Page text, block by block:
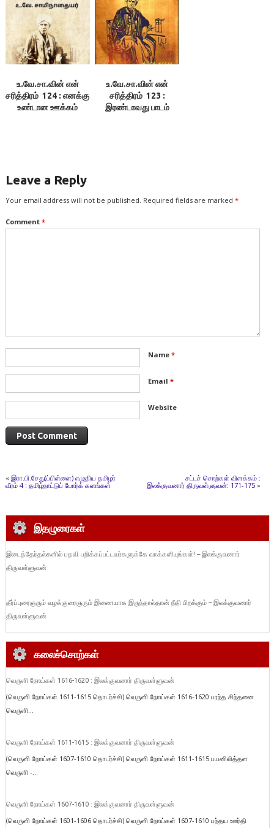
உ.வே.சா.வின் என்
சரித்திரம் 124 : எனக்கு
உண்டான ஊக்கம்
உ.வே.சா.வின் என்
சரித்திரம் 123 :
இரண்டாவது பாடம்
Leave a Reply
Your email address will not be published. Required fields are marked *
Comment *
Name *
Email *
Website
« இரா.பி.சேது(ப்பிள்ளை) எழுதிய தமிழர்
வீரம் 4 : தமிழ்நாட்டுப் போர்க் களங்கள்
சட்டச் சொற்கள் விளக்கம் :
இலக்குவனார் திருவள்ளுவன்: 171-175 »
இதழுரைகள்
இடைத்தேர்தல்களில் பதவி பறிக்கப்பட்டவர்களுக்கே வாக்களியுங்கள்! – இலக்குவனார்
திருவள்ளுவன்
தீர்ப்புரைஞரும் வழக்குரைஞரும் இணையாக இருந்தால்தான் நீதி பிறக்கும் – இலக்குவனார்
திருவள்ளுவன்
கலைச்சொற்கள்
வெருளி நோய்கள் 1616-1620 : இலக்குவனார் திருவள்ளுவன்
(வெருளி நோய்கள் 1611-1615 தொடர்ச்சி) வெருளி நோய்கள் 1616-1620 பரந்த சிந்தனை
வெருளி...
வெருளி நோய்கள் 1611-1615 : இலக்குவனார் திருவள்ளுவன்
(வெருளி நோய்கள் 1607-1610 தொடர்ச்சி) வெருளி நோய்கள் 1611-1615 பயனிலித்தள
வெருளி -...
வெருளி நோய்கள் 1607-1610 : இலக்குவனார் திருவள்ளுவன்
(வெருளி நோய்கள் 1601-1606 தொடர்ச்சி) வெருளி நோய்கள் 1607-1610 பந்தய ஊர்தி